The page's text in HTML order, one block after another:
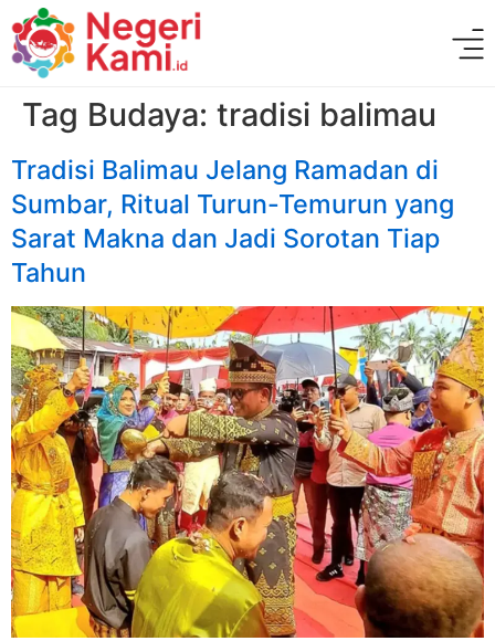
Tag Budaya: tradisi balimau
Tradisi Balimau Jelang Ramadan di
Sumbar, Ritual Turun-Temurun yang
Sarat Makna dan Jadi Sorotan Tiap
Tahun